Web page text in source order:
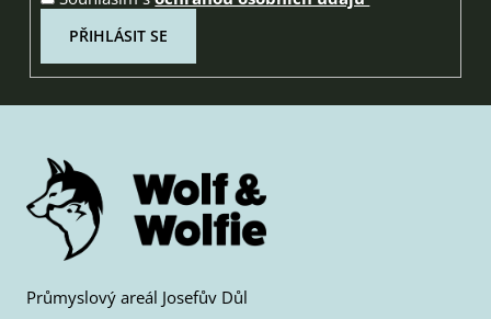
PŘIHLÁSIT SE
Průmyslový areál Josefův Důl